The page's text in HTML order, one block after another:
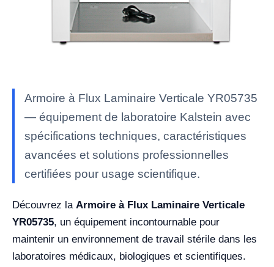
Armoire à Flux Laminaire Verticale YR05735
— équipement de laboratoire Kalstein avec
spécifications techniques, caractéristiques
avancées et solutions professionnelles
certifiées pour usage scientifique.
Découvrez la Armoire à Flux Laminaire Verticale
YR05735, un équipement incontournable pour
maintenir un environnement de travail stérile dans les
laboratoires médicaux, biologiques et scientifiques.